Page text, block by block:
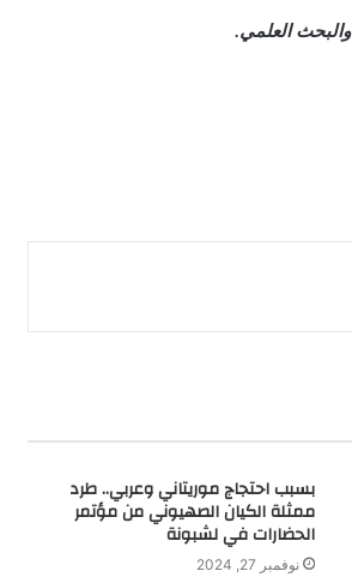
والبحث العلمي.
بسبب احتجاج موريتاني وعربي.. طرد
ممثلة الكيان الصهيوني من مؤتمر
الحضارات في لشبونة
نوفمبر 27, 2024